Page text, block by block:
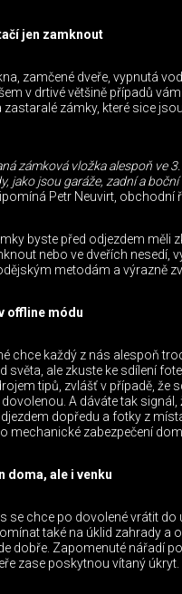
jen zamknout
zamčené dveře, vypnutá
v drtivé většině případů
zastaralé zámky, které sice
zámková vložka alespoň ve
jako jsou garáže, zadní a
Petr Neuvirt, obchodní
byste před odjezdem měli
nebo ve dveřích nesedí,
metodám a výrazně
offline módu
chce každý z nás alespoň
světa, ale zkuste ke sdílení
tipů, zvlášť v případě, že
A dáváte tak
dopředu a fotky z
mechanické zabezpečení
doma, ale i venku
se chce po dovolené vrátit
také na úklid zahrady a
dobře. Zapomenuté nářadí
zase poskytnou vítaný úkryt.